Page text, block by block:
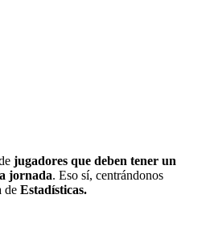
jugadores que deben tener un
jornada. Eso sí, centrándonos
de Estadísticas.